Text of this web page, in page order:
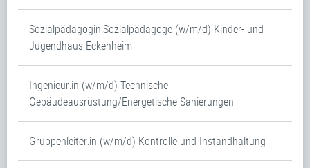
Sozialpädagogin:Sozialpädagoge (w/m/d) Kinder- und
Jugendhaus Eckenheim
Ingenieur:in (w/m/d) Technische
Gebäudeausrüstung/Energetische Sanierungen
Gruppenleiter:in (w/m/d) Kontrolle und Instandhaltung